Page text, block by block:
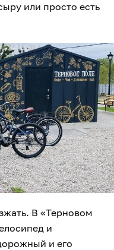
или просто есть
В «Терновом
и
и его